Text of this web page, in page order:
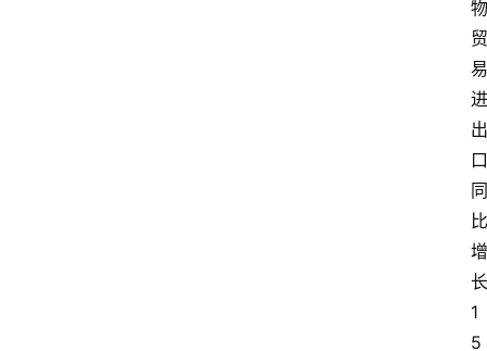
物
贸
易
进
出
口
同
比
增
长
1
5